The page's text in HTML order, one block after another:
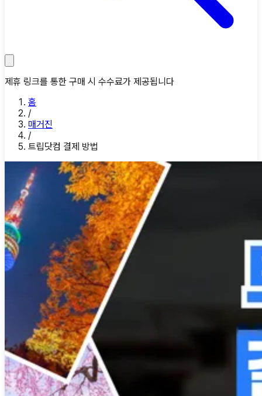
제휴 링크를 통한 구매 시 수수료가 제공됩니다
홈
/
매거진
/
트립닷컴 결제 방법